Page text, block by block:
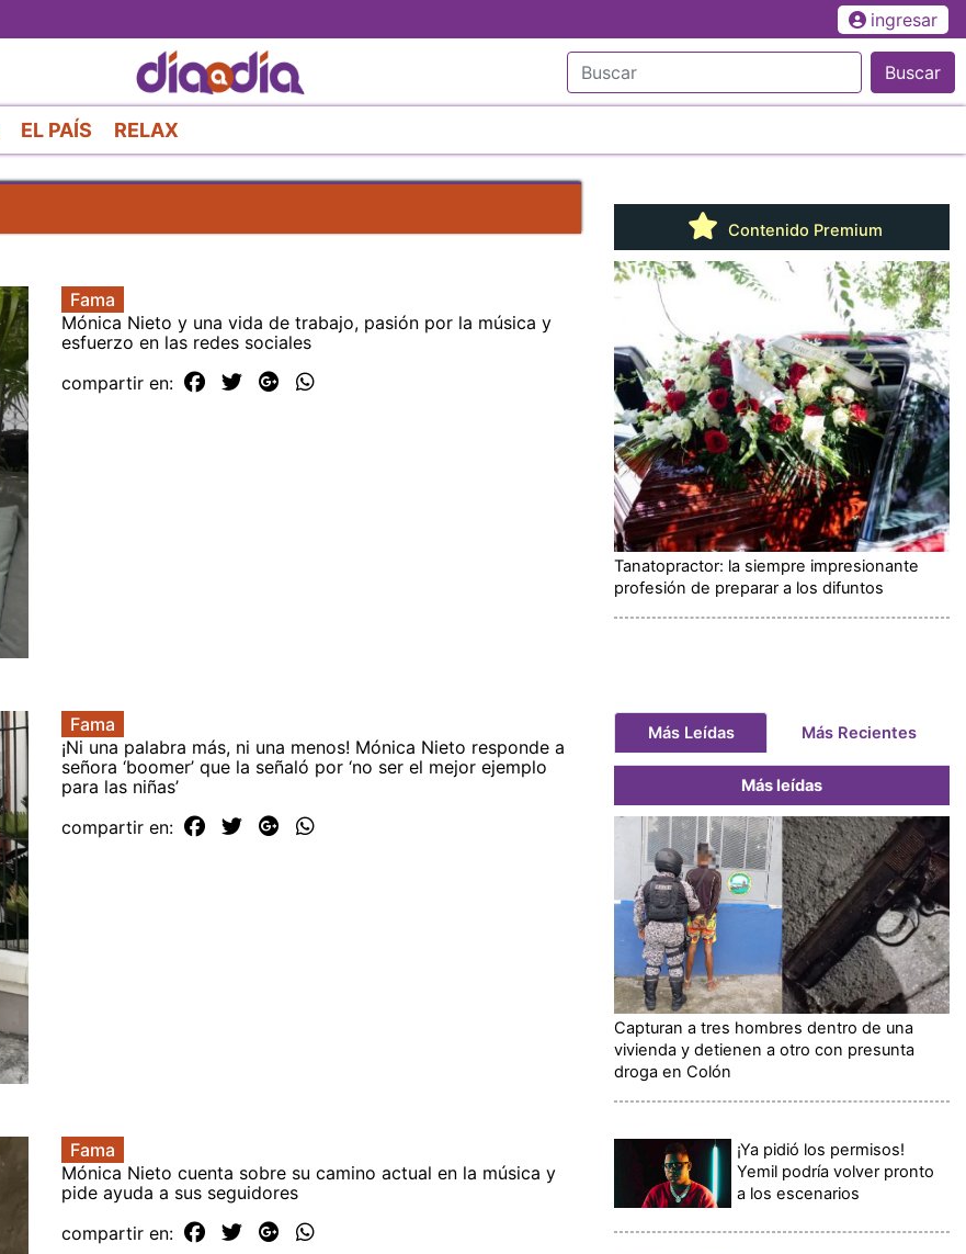
al
contenido
principal
ingresar
Buscar
EL PAÍS RELAX
Fama
Mónica Nieto y una vida de trabajo, pasión por la música y
esfuerzo en las redes sociales
compartir en:
Fama
¡Ni una palabra más, ni una menos! Mónica Nieto responde a
señora ‘boomer’ que la señaló por ‘no ser el mejor ejemplo
para las niñas’
compartir en:
Fama
Mónica Nieto cuenta sobre su camino actual en la música y
pide ayuda a sus seguidores
compartir en:
Contenido Premium
Tanatopractor: la siempre impresionante
profesión de preparar a los difuntos
Más Leídas Más Recientes
Más leídas
Capturan a tres hombres dentro de una
vivienda y detienen a otro con presunta
droga en Colón
¡Ya pidió los permisos!
Yemil podría volver pronto
a los escenarios